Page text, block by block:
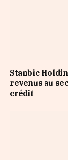
Stanbic
revenus au
crédit